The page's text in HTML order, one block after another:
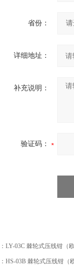
省份：
详细地址：
补充说明：
验证码：
LY-03C 棘轮式压线钳（
HS-03B 棘轮式压线钳（